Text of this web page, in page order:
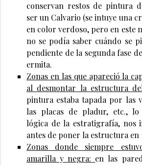
conservan restos de pintura
ser un Calvario (se intuye una
en color verdoso, pero en este
no se podía saber cuándo se
pendiente de la segunda fase
ermita.
Zonas en las que apareció la
al desmontar la estructura
pintura estaba tapada por las
las placas de pladur, etc.,
lógica de la estratigrafía, nos
antes de poner la estructura en
Zonas donde siempre
amarilla y negra: en las